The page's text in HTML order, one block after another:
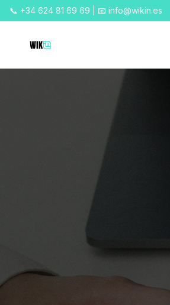
📞 +34 624 81 69 69 | 📧 info@wikin.es